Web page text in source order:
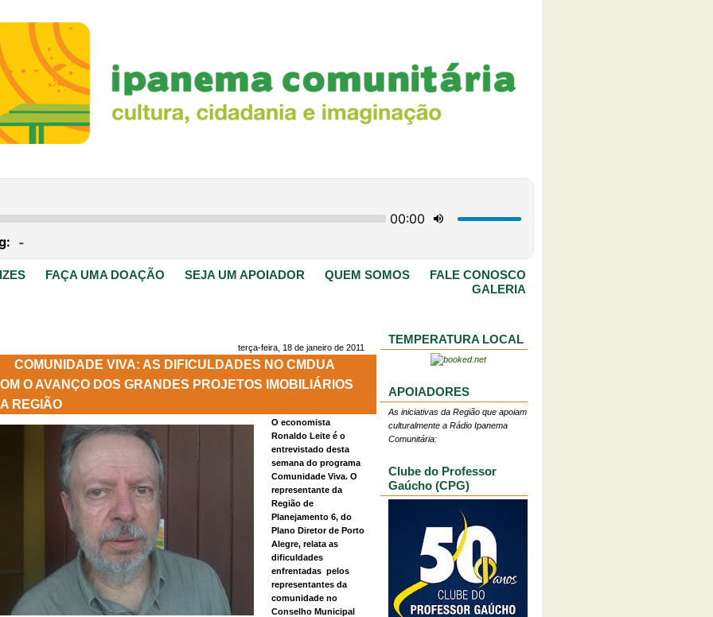
FAÇA UMA DOAÇÃO SEJA UM APOIADOR QUEM SOMOS
FALE CONOSCO
GALERIA
terça-feira, 18 de janeiro de 2011
COMUNIDADE VIVA: AS DIFICULDADES NO CMDUA
O AVANÇO DOS GRANDES PROJETOS IMOBILIÁRIOS
REGIÃO
O economista
Ronaldo Leite é o
entrevistado desta
semana do programa
Comunidade Viva. O
representante da
Região de
Planejamento 6, do
Plano Diretor de Porto
Alegre, relata as
dificuldades
enfrentadas pelos
representantes da
comunidade no
Conselho Municipal
TEMPERATURA LOCAL
APOIADORES
As iniciativas da Região que apoiam
culturalmente a Rádio Ipanema
Comunitária:
Clube do Professor
Gaúcho (CPG)